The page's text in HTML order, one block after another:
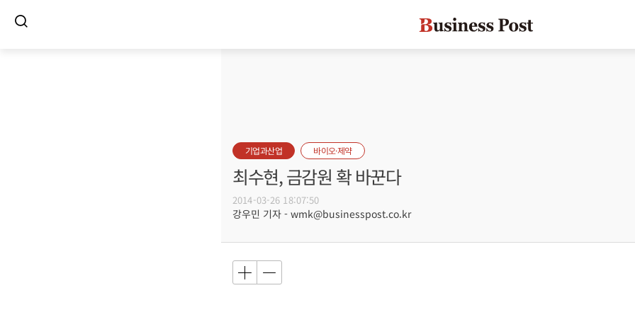
기업과산업 바이오·제약
최수현, 금감원 확 바꾼다
2014-03-26 18:07:50
강우민 기자 - wmk@businesspost.co.kr